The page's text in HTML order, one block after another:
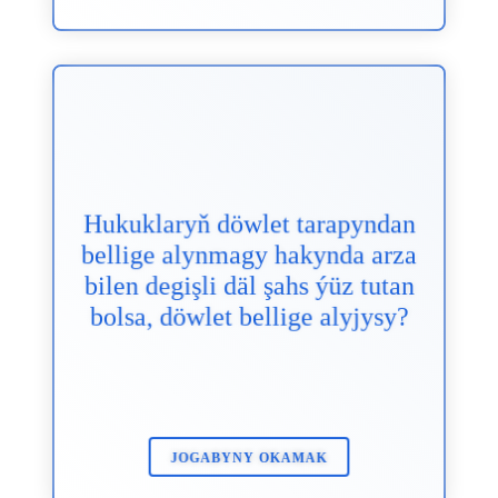
Hukuklaryň döwlet tarapyndan
bellige alynmagy hakynda arza
bilen degişli däl şahs ýüz tutan
bolsa, döwlet bellige alyjysy?
JOGABYNY OKAMAK
BELLIGE ALYŞ HEREKETLERINIŇ
AMALA AŞYRYLMAGYNDAN BOÝUN
GAÇYRÝAR.
KANUNDAN GIŇIŞLEÝIN OKAMAK